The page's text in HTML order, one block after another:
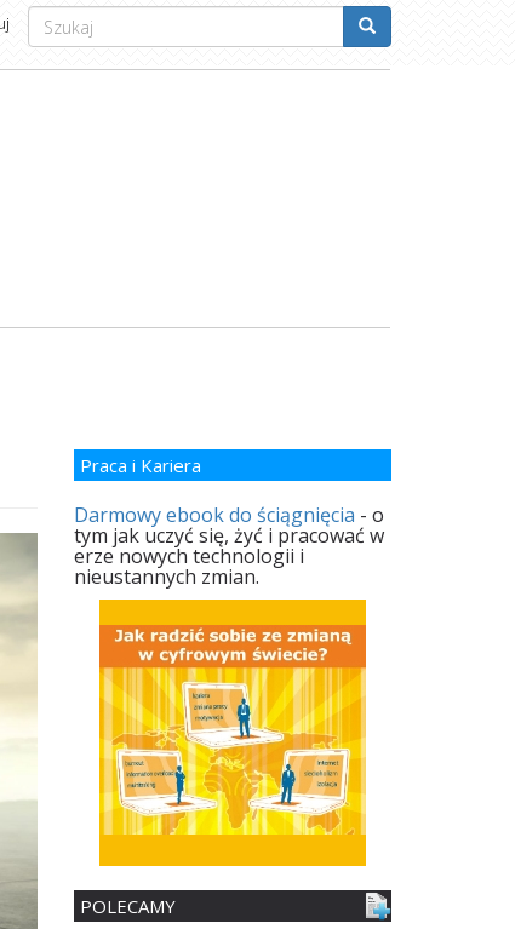
Formularz
wyszukiwania
Szukaj
Praca i Kariera
Darmowy ebook do ściągnięcia - o
tym jak uczyć się, żyć i pracować w
erze nowych technologii i
nieustannych zmian.
POLECAMY